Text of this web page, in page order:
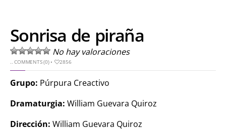
Sonrisa de piraña
No hay valoraciones
..COMMENTS (0)• 2856
Grupo: Púrpura Creactivo
Dramaturgia: William Guevara Quiroz
Dirección: William Guevara Quiroz